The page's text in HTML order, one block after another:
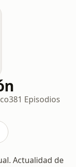
381 Episodios
Actualidad de